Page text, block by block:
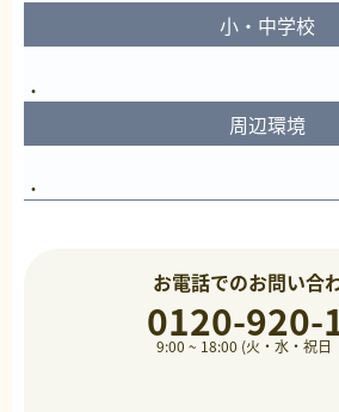
小・中学校
周辺環境
お電話でのお問い合
0120-920-
9:00 ~ 18:00 (火・水・祝